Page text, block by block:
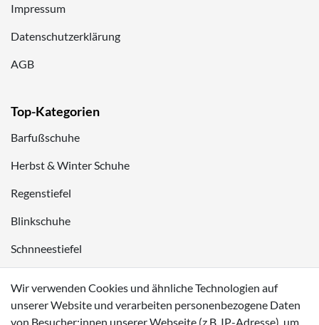
Impressum
Datenschutzerklärung
AGB
Top-Kategorien
Barfußschuhe
Herbst & Winter Schuhe
Regenstiefel
Blinkschuhe
Schnneestiefel
Sneaker
Wir verwenden Cookies und ähnliche Technologien auf
unserer Website und verarbeiten personenbezogene Daten
von Besucher:innen unserer Webseite (z.B. IP-Adresse), um